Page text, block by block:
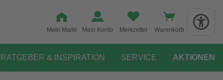
Mein Markt Mein Konto Merkzettel Warenkorb
RATGEBER & INSPIRATION SERVICE AKTIONEN